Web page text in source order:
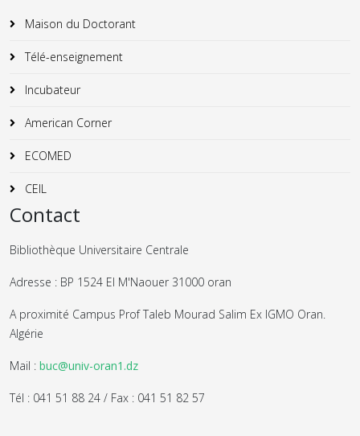
Maison du Doctorant
Télé-enseignement
Incubateur
American Corner
ECOMED
CEIL
Contact
Bibliothèque Universitaire Centrale
Adresse : BP 1524 El M'Naouer 31000 oran
A proximité Campus Prof Taleb Mourad Salim Ex IGMO Oran.
Algérie
Mail : buc@univ-oran1.dz
Tél : 041 51 88 24 / Fax : 041 51 82 57